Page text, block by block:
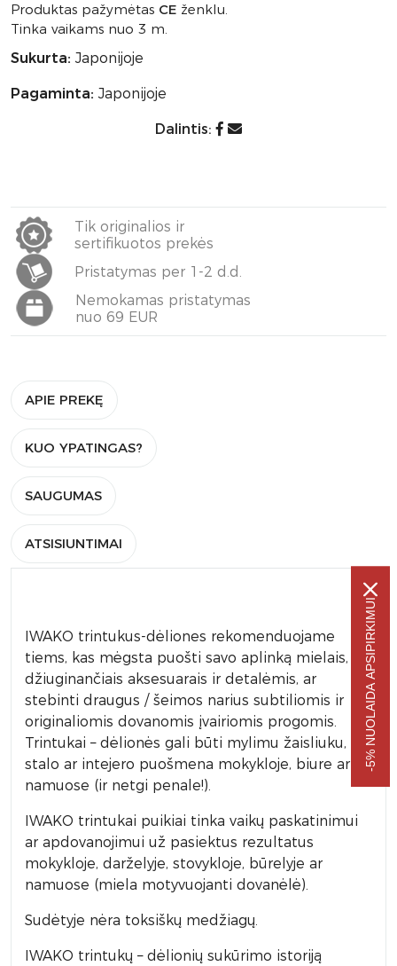
Produktas pažymėtas CE ženklu.
Tinka vaikams nuo 3 m.
Sukurta: Japonijoje
Pagaminta: Japonijoje
Dalintis:
Tik originalios ir
sertifikuotos prekės
Pristatymas per 1-2 d.d.
Nemokamas pristatymas
nuo 69 EUR
APIE PREKĘ
KUO YPATINGAS?
SAUGUMAS
ATSISIUNTIMAI
IWAKO trintukus-dėliones rekomenduojame
tiems, kas mėgsta puošti savo aplinką mielais, akį
džiuginančiais aksesuarais ir detalėmis, ar
stebinti draugus / šeimos narius subtiliomis ir
originaliomis dovanomis įvairiomis progomis.
Trintukai – dėlionės gali būti mylimu žaisliuku,
stalo ar intejero puošmena mokykloje, biure ar
namuose (ir netgi penale!).
IWAKO trintukai puikiai tinka vaikų paskatinimui
ar apdovanojimui už pasiektus rezultatus
mokykloje, darželyje, stovykloje, būrelyje ar
namuose (miela motyvuojanti dovanėlė).
Sudėtyje nėra toksiškų medžiagų.
IWAKO trintukų – dėlionių sukūrimo istoriją
-5% NUOLAIDA APSIPIRKIMUI